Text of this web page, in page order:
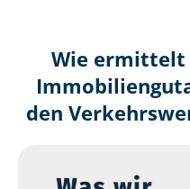
Wie
den